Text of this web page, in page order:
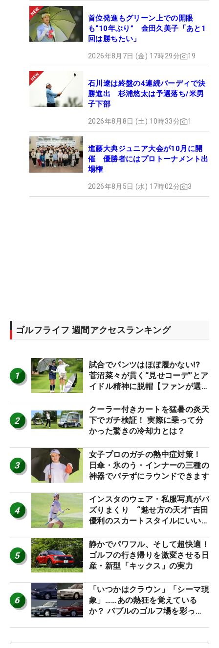
首位発進もグリーン上での開眼
も“10年ぶり” 金田久美子「あと1
回は勝ちたい」
2026年8月7日 (金) 17時29分 19
石川遼は終盤の4連続バーディで決
勝進出 杉浦悠太は予選落ち/米男
子下部
2026年8月8日 (土) 10時33分 1
進藤大典ジュニア大会が10月に開
催 優勝者にはプロトーナメント出
場権
2026年8月5日 (水) 17時02分 3
ゴルフライフ 週間アクセスランキング
1
試合でパンツはほぼ履かない⁉
菅沼菜々が貫く“見せコーデ”とア
イドル精神に脱帽【ファンが選ぶ
2
クーラー付きカートを猛暑の炎天
下でガチ検証！ 実際に乗って分
かった驚きの冷却力とは？
3
女子プロのガチの熱中症対策！
日傘・氷のう・インナーの三種の
神器でバテずにラウンドできます
4
インスタのウェア・私服写真がバ
ズりまくり “魅せ方の天才”吉田
優利のスカートスタイルにいい
5
静かでパワフル、そして超快適！
ゴルフの行き帰りを激変させる日
産・新型「キックス」の実力
6
「いつかはクラウン」「シーマ現
象」……あの熱狂を覚えている
か？ バブルのゴルフ場を彩った